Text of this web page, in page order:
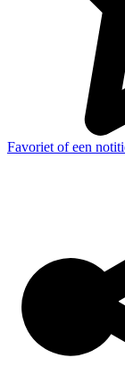
Favoriet of een